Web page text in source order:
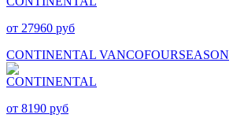
от 27960 руб
CONTINENTAL VANCOFOURSEASON
от 8190 руб